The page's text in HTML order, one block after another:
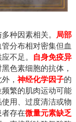
种因素相关。
局部
分布相对密集但血
不足。
自身免疫异
色素细胞的抗体，
外，神经化学因子的
繁的肌肉运动可能
用、过度清洁或物
存在微量元素缺乏